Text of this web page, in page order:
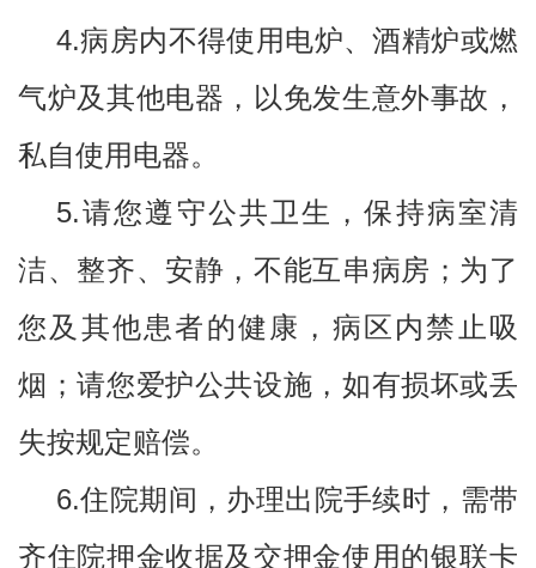
4.病房内不得使用电炉、酒精炉或燃
气炉及其他电器，以免发生意外事故，
私自使用电器。
5.请您遵守公共卫生，保持病室清
洁、整齐、安静，不能互串病房；为了
您及其他患者的健康，病区内禁止吸
烟；请您爱护公共设施，如有损坏或丢
失按规定赔偿。
6.住院期间，办理出院手续时，需带
齐住院押金收据及交押金使用的银联卡